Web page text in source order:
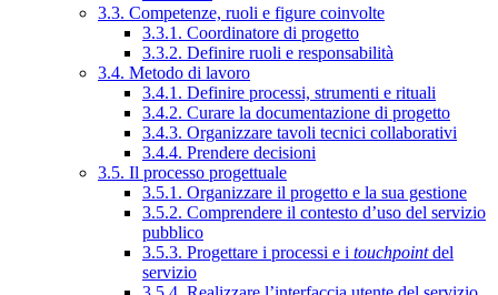
3.3. Competenze, ruoli e figure coinvolte
3.3.1. Coordinatore di progetto
3.3.2. Definire ruoli e responsabilità
3.4. Metodo di lavoro
3.4.1. Definire processi, strumenti e rituali
3.4.2. Curare la documentazione di progetto
3.4.3. Organizzare tavoli tecnici collaborativi
3.4.4. Prendere decisioni
3.5. Il processo progettuale
3.5.1. Organizzare il progetto e la sua gestione
3.5.2. Comprendere il contesto d’uso del servizio
pubblico
3.5.3. Progettare i processi e i touchpointdel
servizio